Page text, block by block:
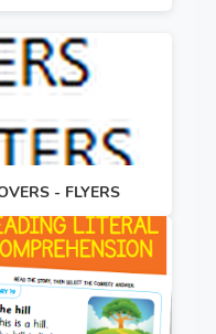
- FLYERS